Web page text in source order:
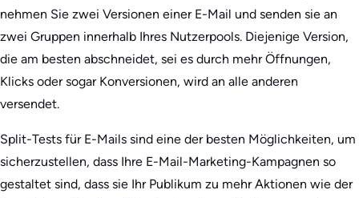
nehmen Sie zwei Versionen einer E-Mail und senden sie an
zwei Gruppen innerhalb Ihres Nutzerpools. Diejenige Version,
die am besten abschneidet, sei es durch mehr Öffnungen,
Klicks oder sogar Konversionen, wird an alle anderen
versendet.
Split-Tests für E-Mails sind eine der besten Möglichkeiten, um
sicherzustellen, dass Ihre E-Mail-Marketing-Kampagnen so
gestaltet sind, dass sie Ihr Publikum zu mehr Aktionen wie der